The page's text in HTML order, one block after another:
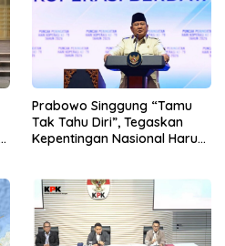
Prabowo Singgung “Tamu
Tak Tahu Diri”, Tegaskan
Kepentingan Nasional Harus